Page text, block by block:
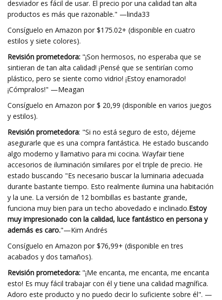
desviador es fácil de usar. El precio por una calidad tan alta
productos es más que razonable." —linda33
Consíguelo en Amazon por $175.02+ (disponible en cuatro
estilos y siete colores).
Revisión prometedora: "¡Son hermosos, no esperaba que se
sintieran de tan alta calidad! ¡Pensé que se sentirían como
plástico, pero se siente como vidrio! ¡Estoy enamorado!
¡Cómpralos!" —Meagan
Consíguelo en Amazon por $ 20,99 (disponible en varios juegos
y estilos).
Revisión prometedora: "Si no está seguro de esto, déjeme
asegurarle que es una compra fantástica. He estado buscando
algo moderno y llamativo para mi cocina. Wayfair tiene
accesorios de iluminación similares por el triple de precio. He
estado buscando "Es necesario buscar la luminaria adecuada
durante bastante tiempo. Esto realmente ilumina una habitación
y la une. La versión de 12 bombillas es bastante grande,
funciona muy bien para un techo abovedado e inclinado.Estoy
muy impresionado con la calidad, luce fantástico en persona y
además es caro."—Kim Andrés
Consíguelo en Amazon por $76,99+ (disponible en tres
acabados y dos tamaños).
Revisión prometedora: "¡Me encanta, me encanta, me encanta
esto! Es muy fácil trabajar con él y tiene una calidad magnífica.
Adoro este producto y no puedo decir lo suficiente sobre él". —